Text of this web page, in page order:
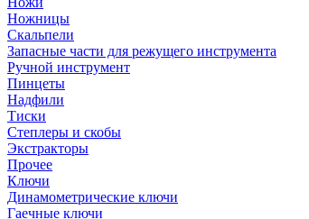
Ножницы
Скальпели
Запасные части для режущего инструмента
Ручной инструмент
Пинцеты
Надфили
Тиски
Степлеры и скобы
Экстракторы
Прочее
Ключи
Динамометрические ключи
Гаечные ключи